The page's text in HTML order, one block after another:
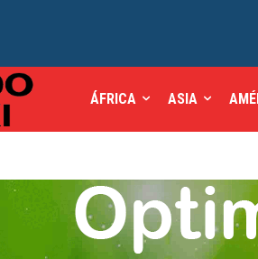
ÁFRICA ASIA